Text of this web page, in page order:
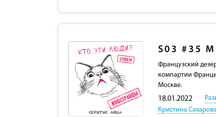
S03 #35
Французский
компартии
Москве.
18.01.2022
Кристина Сахарова